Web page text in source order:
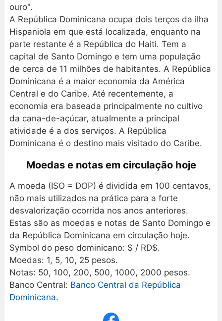
ouro".
A República Dominicana ocupa dois terços da ilha
Hispaniola em que está localizada, enquanto na
parte restante é a República do Haiti. Tem a
capital de Santo Domingo e tem uma população
de cerca de 11 milhões de habitantes. A República
Dominicana é a maior economia da América
Central e do Caribe. Até recentemente, a
economia era baseada principalmente no cultivo
da cana-de-açúcar, atualmente a principal
atividade é a dos serviços. A República
Dominicana é o destino mais visitado do Caribe.
Moedas e notas em circulação hoje
A moeda (ISO = DOP) é dividida em 100 centavos,
não mais utilizados na prática para a forte
desvalorização ocorrida nos anos anteriores.
Estas são as moedas e notas de Santo Domingo e
da República Dominicana em circulação hoje.
Symbol do peso dominicano: $ / RD$.
Moedas: 1, 5, 10, 25 pesos.
Notas: 50, 100, 200, 500, 1000, 2000 pesos.
Banco Central: Banco Central da República
Dominicana.